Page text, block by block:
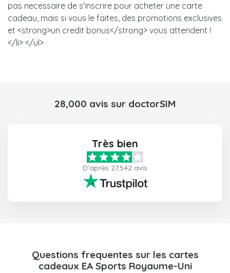
pas necessaire de s'inscrire pour acheter une carte
cadeau, mais si vous le faites, des promotions exclusives
et <strong>un credit bonus</strong> vous attendent !
</li> </ul>
28,000 avis sur doctorSIM
Très bien
D'après 27,542 avis
Questions frequentes sur les cartes
cadeaux EA Sports Royaume-Uni